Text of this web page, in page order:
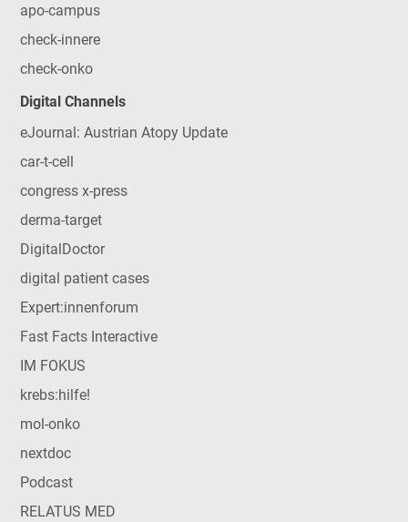
apo-campus
check-innere
check-onko
Digital Channels
eJournal: Austrian Atopy Update
car-t-cell
congress x-press
derma-target
DigitalDoctor
digital patient cases
Expert:innenforum
Fast Facts Interactive
IM FOKUS
krebs:hilfe!
mol-onko
nextdoc
Podcast
RELATUS MED